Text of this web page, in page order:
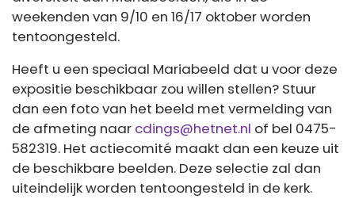
weekenden van 9/10 en 16/17 oktober worden
tentoongesteld.
Heeft u een speciaal Mariabeeld dat u voor deze
expositie beschikbaar zou willen stellen? Stuur
dan een foto van het beeld met vermelding van
de afmeting naar cdings@hetnet.nl of bel 0475-
582319. Het actiecomité maakt dan een keuze uit
de beschikbare beelden. Deze selectie zal dan
uiteindelijk worden tentoongesteld in de kerk.